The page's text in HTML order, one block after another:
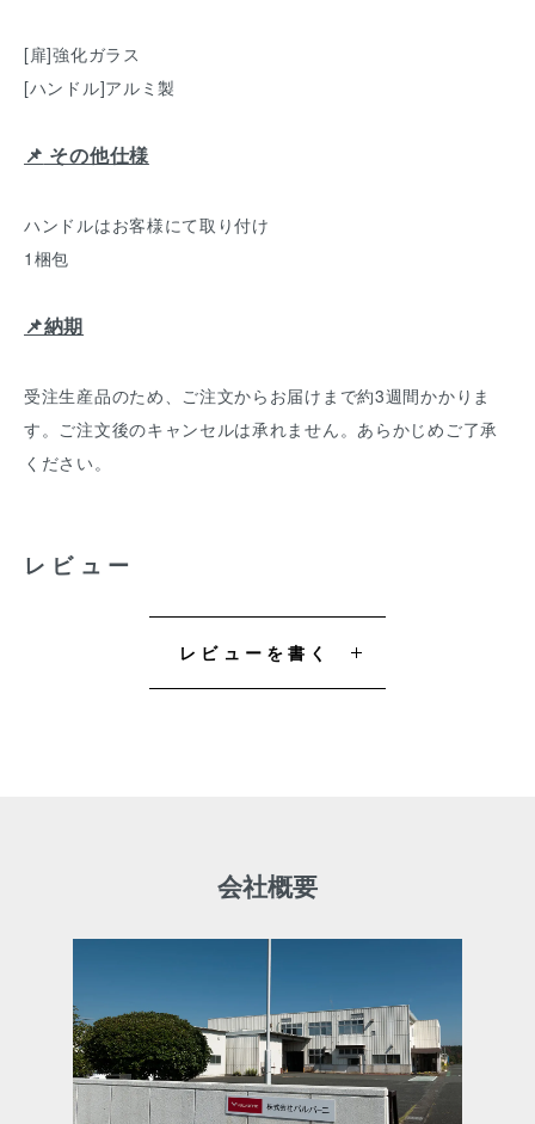
[扉]強化ガラス
[ハンドル]アルミ製
📌 その他仕様
ハンドルはお客様にて取り付け
1梱包
📌納期
受注生産品のため、ご注文からお届けまで約3週間かかりま
す。ご注文後のキャンセルは承れません。あらかじめご了承
ください。
レビュー
レビューを書く
会社概要